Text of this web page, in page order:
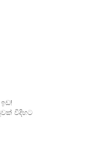
විදිහට